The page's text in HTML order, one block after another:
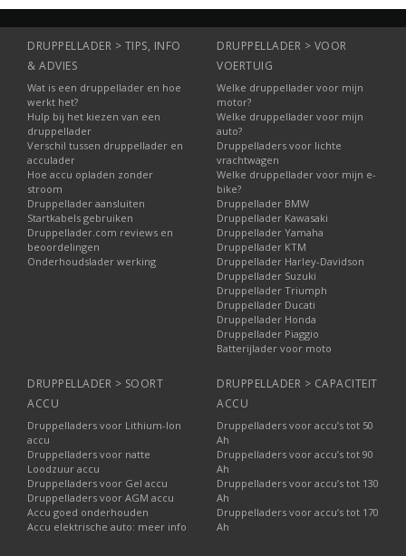
DRUPPELLADER > TIPS, INFO
& ADVIES
Wat is een druppellader en hoe
werkt het?
Hulp bij het kiezen van een
druppellader
Verschil tussen druppellader en
acculader
Hoe accu opladen zonder
stroom
Druppellader aansluiten
Startkabels gebruiken
Druppellader.com reviews en
beoordelingen
Onderhoudslader werking
DRUPPELLADER > VOOR
VOERTUIG
Welke druppellader voor mijn
motor?
Welke druppellader voor mijn
auto?
Druppelladers voor lichte
vrachtwagen
Welke druppellader voor mijn e-
bike?
Druppellader BMW
Druppellader Kawasaki
Druppellader Yamaha
Druppellader KTM
Druppellader Harley-Davidson
Druppellader Suzuki
Druppellader Triumph
Druppellader Ducati
Druppellader Honda
Druppellader Piaggio
Batterijlader voor moto
DRUPPELLADER > SOORT
ACCU
Druppelladers voor Lithium-Ion
accu
Druppelladers voor natte
Loodzuur accu
Druppelladers voor Gel accu
Druppelladers voor AGM accu
Accu goed onderhouden
Accu elektrische auto: meer info
DRUPPELLADER > CAPACITEIT
ACCU
Druppelladers voor accu’s tot 50
Ah
Druppelladers voor accu’s tot 90
Ah
Druppelladers voor accu’s tot 130
Ah
Druppelladers voor accu’s tot 170
Ah